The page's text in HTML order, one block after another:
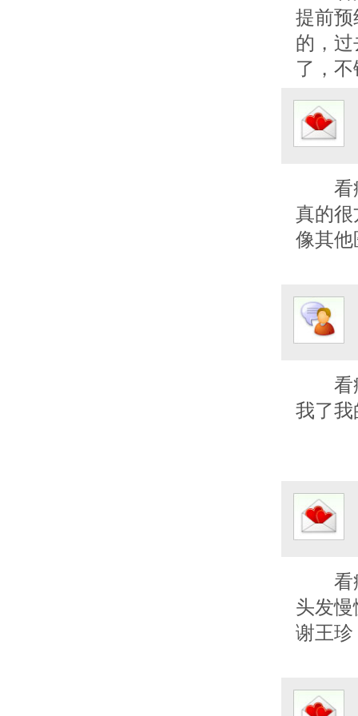
提前
的，
了，
看
真的
像其
看
我了
看
头发
谢王珍